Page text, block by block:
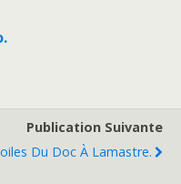
Publication Suivante
Du Doc À Lamastre.